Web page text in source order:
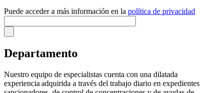
Puede acceder a más información en la política de privacidad
Departamento
Nuestro equipo de especialistas cuenta con una dilatada
experiencia adquirida a través del trabajo diario en expedientes